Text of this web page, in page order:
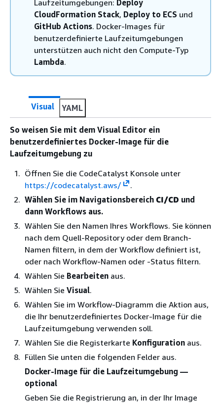
Laufzeitumgebungen: Deploy
CloudFormation Stack, Deploy to ECS und
GitHub Actions. Docker-Images für
benutzerdefinierte Laufzeitumgebungen
unterstützen auch nicht den Compute-Typ
Lambda.
Visual YAML
So weisen Sie mit dem Visual Editor ein
benutzerdefiniertes Docker-Image für die
Laufzeitumgebung zu
Öffnen Sie die CodeCatalyst Konsole unter
https://codecatalyst.aws/
.
Wählen Sie im Navigationsbereich CI/CD und
dann Workflows aus.
Wählen Sie den Namen Ihres Workflows. Sie können
nach dem Quell-Repository oder dem Branch-
Namen filtern, in dem der Workflow definiert ist,
oder nach Workflow-Namen oder -Status filtern.
Wählen Sie Bearbeiten aus.
Wählen Sie Visual.
Wählen Sie im Workflow-Diagramm die Aktion aus,
die Ihr benutzerdefiniertes Docker-Image für die
Laufzeitumgebung verwenden soll.
Wählen Sie die Registerkarte Konfiguration aus.
Füllen Sie unten die folgenden Felder aus.
Docker-Image für die Laufzeitumgebung —
optional
Geben Sie die Registrierung an, in der Ihr Image